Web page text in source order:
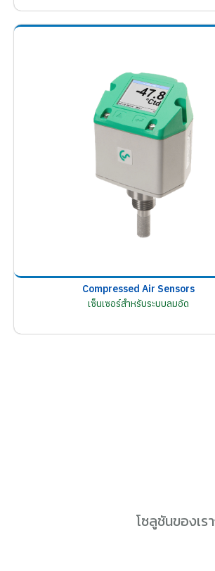
Compressed Air Sensors
เซ็นเซอร์สำหรับระบบลมอัด
โซลูชันของเ